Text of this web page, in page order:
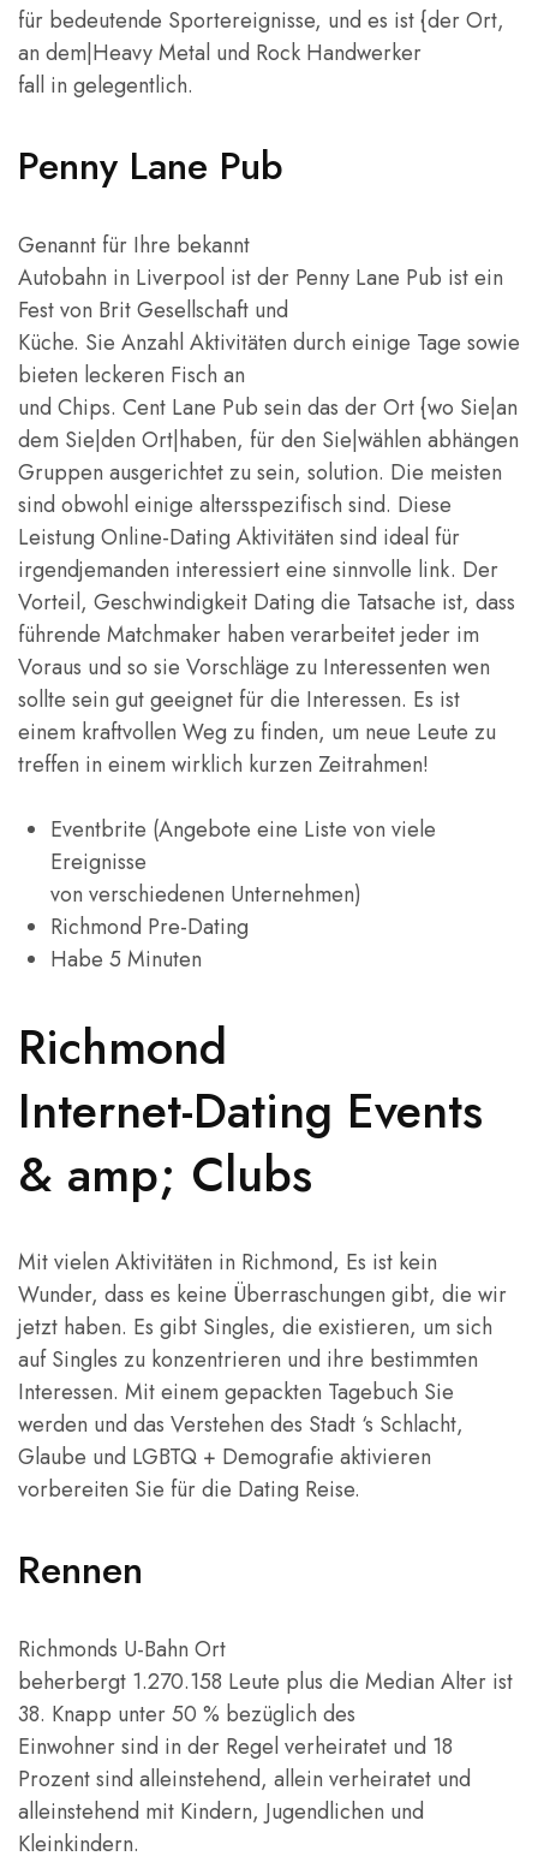
für bedeutende Sportereignisse, und es ist {der Ort,
an dem|Heavy Metal und Rock Handwerker
fall in gelegentlich.
Penny Lane Pub
Genannt für Ihre bekannt
Autobahn in Liverpool ist der Penny Lane Pub ist ein
Fest von Brit Gesellschaft und
Küche. Sie Anzahl Aktivitäten durch einige Tage sowie
bieten leckeren Fisch an
und Chips. Cent Lane Pub sein das der Ort {wo Sie|an
dem Sie|den Ort|haben, für den Sie|wählen abhängen
Gruppen ausgerichtet zu sein, solution. Die meisten
sind obwohl einige altersspezifisch sind. Diese
Leistung Online-Dating Aktivitäten sind ideal für
irgendjemanden interessiert eine sinnvolle link. Der
Vorteil, Geschwindigkeit Dating die Tatsache ist, dass
führende Matchmaker haben verarbeitet jeder im
Voraus und so sie Vorschläge zu Interessenten wen
sollte sein gut geeignet für die Interessen. Es ist
einem kraftvollen Weg zu finden, um neue Leute zu
treffen in einem wirklich kurzen Zeitrahmen!
Eventbrite (Angebote eine Liste von viele
Ereignisse
von verschiedenen Unternehmen)
Richmond Pre-Dating
Habe 5 Minuten
Richmond
Internet-Dating Events
& amp; Clubs
Mit vielen Aktivitäten in Richmond, Es ist kein
Wunder, dass es keine Überraschungen gibt, die wir
jetzt haben. Es gibt Singles, die existieren, um sich
auf Singles zu konzentrieren und ihre bestimmten
Interessen. Mit einem gepackten Tagebuch Sie
werden und das Verstehen des Stadt ‘s Schlacht,
Glaube und LGBTQ + Demografie aktivieren
vorbereiten Sie für die Dating Reise.
Rennen
Richmonds U-Bahn Ort
beherbergt 1.270.158 Leute plus die Median Alter ist
38. Knapp unter 50 % bezüglich des
Einwohner sind in der Regel verheiratet und 18
Prozent sind alleinstehend, allein verheiratet und
alleinstehend mit Kindern, Jugendlichen und
Kleinkindern.